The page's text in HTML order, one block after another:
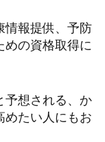
情報提供、予防
めの資格取得に
予想される、か
めたい人にもお